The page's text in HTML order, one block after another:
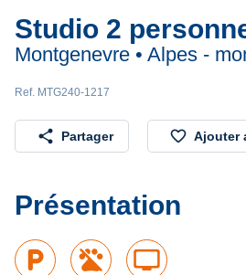
Studio 2
Montgenevre • Alpes -
Ref. MTG240-1217
share Partager favorite_border Ajouter
Présentation
local_parking tv